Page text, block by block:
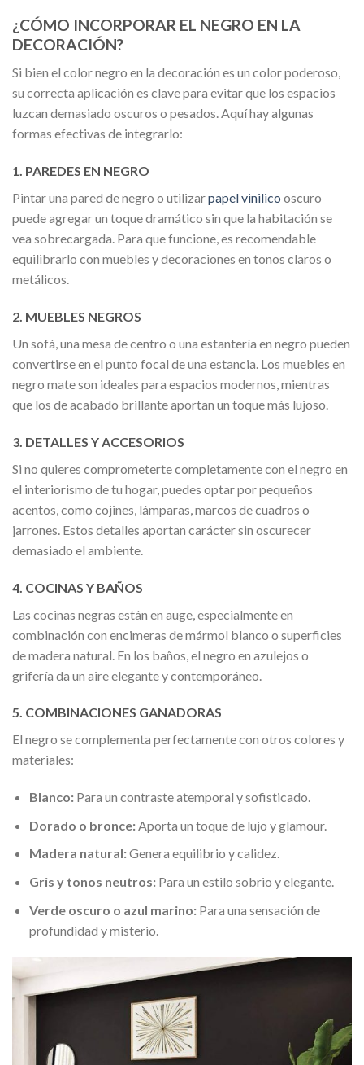
¿CÓMO INCORPORAR EL NEGRO EN LA
DECORACIÓN?
Si bien el color negro en la decoración es un color poderoso,
su correcta aplicación es clave para evitar que los espacios
luzcan demasiado oscuros o pesados. Aquí hay algunas
formas efectivas de integrarlo:
1. PAREDES EN NEGRO
Pintar una pared de negro o utilizarpapel vinilico oscuro
puede agregar un toque dramático sin que la habitación se
vea sobrecargada. Para que funcione, es recomendable
equilibrarlo con muebles y decoraciones en tonos claros o
metálicos.
2. MUEBLES NEGROS
Un sofá, una mesa de centro o una estantería en negro pueden
convertirse en el punto focal de una estancia. Los muebles en
negro mate son ideales para espacios modernos, mientras
que los de acabado brillante aportan un toque más lujoso.
3. DETALLES Y ACCESORIOS
Si no quieres comprometerte completamente con el negro en
el interiorismo de tu hogar, puedes optar por pequeños
acentos, como cojines, lámparas, marcos de cuadros o
jarrones. Estos detalles aportan carácter sin oscurecer
demasiado el ambiente.
4. COCINAS Y BAÑOS
Las cocinas negras están en auge, especialmente en
combinación con encimeras de mármol blanco o superficies
de madera natural. En los baños, el negro en azulejos o
grifería da un aire elegante y contemporáneo.
5. COMBINACIONES GANADORAS
El negro se complementa perfectamente con otros colores y
materiales:
Blanco:Para un contraste atemporal y sofisticado.
Dorado o bronce:Aporta un toque de lujo y glamour.
Madera natural:Genera equilibrio y calidez.
Gris y tonos neutros:Para un estilo sobrio y elegante.
Verde oscuro o azul marino:Para una sensación de
profundidad y misterio.